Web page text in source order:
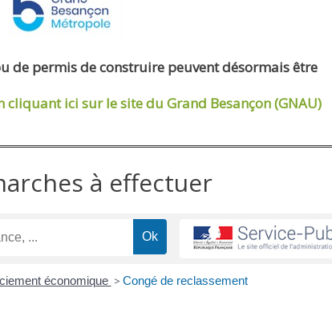
de permis de construire peuvent désormais être
cliquant ici sur le site du Grand Besançon (GNAU)
à effectuer
économique > Congé de reclassement